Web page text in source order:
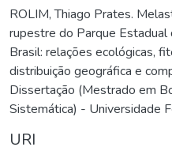
ROLIM, Thiago Prates.
rupestre do Parque Estadual
Brasil: relações ecológicas,
distribuição geográfica e
Dissertação (Mestrado em
Sistemática) - Universidade
URI